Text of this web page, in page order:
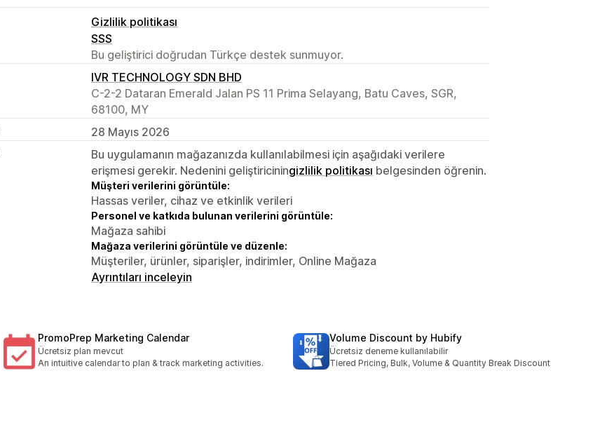
Gizlilik politikası
SSS
Bu geliştirici doğrudan Türkçe destek sunmuyor.
IVR TECHNOLOGY SDN BHD
C-2-2 Dataran Emerald Jalan PS 11 Prima Selayang, Batu Caves, SGR,
68100, MY
28 Mayıs 2026
Bu uygulamanın mağazanızda kullanılabilmesi için aşağıdaki verilere
erişmesi gerekir. Nedenini geliştiriciningizlilik politikası belgesinden öğrenin.
Müşteri verilerini görüntüle:
Hassas veriler, cihaz ve etkinlik verileri
Personel ve katkıda bulunan verilerini görüntüle:
Mağaza sahibi
Mağaza verilerini görüntüle ve düzenle:
Müşteriler, ürünler, siparişler, indirimler, Online Mağaza
Ayrıntıları inceleyin
PromoPrep Marketing Calendar
Ücretsiz plan mevcut
An intuitive calendar to plan & track marketing activities.
Volume Discount by Hubify
Ücretsiz deneme kullanılabilir
Tiered Pricing, Bulk, Volume & Quantity Break Discount